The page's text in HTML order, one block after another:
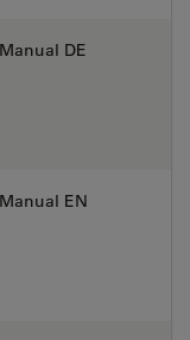
DE
EN